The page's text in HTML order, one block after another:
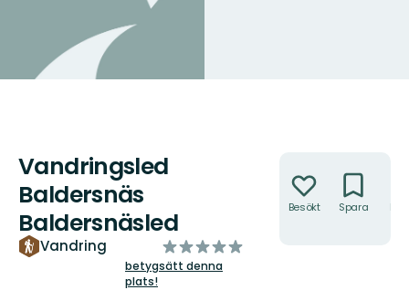
Vandringsled
Baldersnäs
Baldersnäsled
Vandring
av
5
betygsätt denna
plats!
Besökt Spara